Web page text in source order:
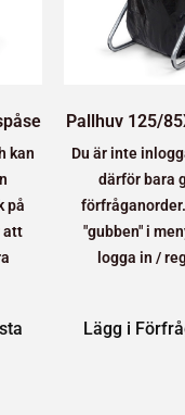
kan
på
att
Pallhuv 125/
Du är inte
därför bara
"gubben" i
logga in /
Lägg i